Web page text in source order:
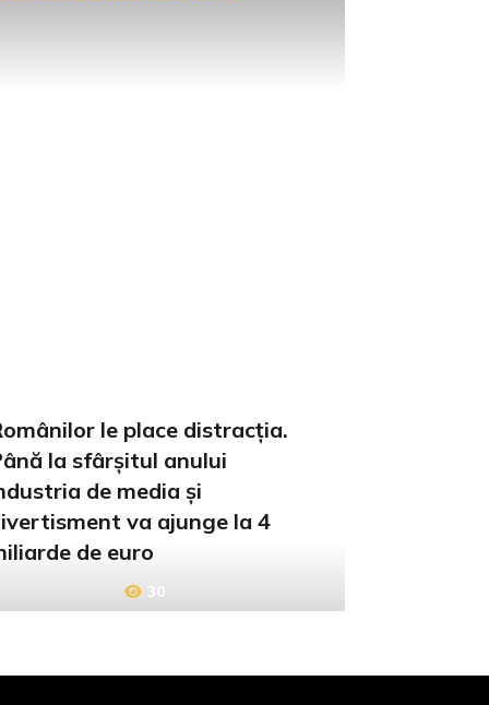
le place distracția.
la sfârșitul anului
de media și
va ajunge la 4
de euro
30